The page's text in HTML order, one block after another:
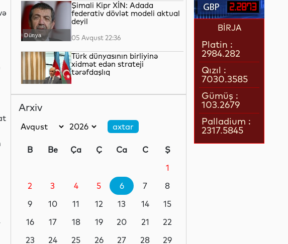
Dünya
Şimali Kipr XİN: Adada
federativ dövlət modeli aktual
deyil
05 Avqust 22:36
YAP xəbərləri
Türk dünyasının birliyinə
xidmət edən strateji
tərəfdaşlıq
Dünya
təkzib edib
05 Avqust 21:57
İqtisadiyyat
Qızılın qiyməti 4200 dolları
05 Avqust 21:37
Arxiv
B Be Ça Ç Ca C
Ş
1
2
3 4 5 6 7
8
9
10 11 12 13 14
15
16
17 18 19 20 21
22
23
24 25 26 27 28
29
2.2873
BİRJA
Platin :
2984.282
Qızıl :
7030.3585
Gümüş :
103.2679
Palladium :
2317.5845